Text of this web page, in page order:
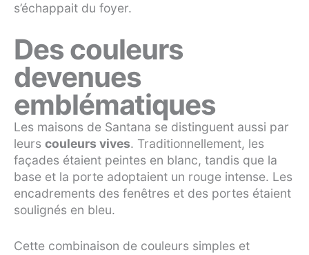
s’échappait du foyer.
Des couleurs
devenues
emblématiques
Les maisons de Santana se distinguent aussi par
leurs couleurs vives. Traditionnellement, les
façades étaient peintes en blanc, tandis que la
base et la porte adoptaient un rouge intense. Les
encadrements des fenêtres et des portes étaient
soulignés en bleu.
Cette combinaison de couleurs simples et